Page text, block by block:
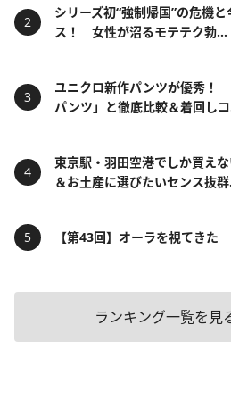
シリーズ初“強制帰国”の危機
ス！ 女性が沼るモテテク勃...
ユニクロ新作パンツが優秀！
パンツ」と徹底比較＆着回し
東京駅・羽田空港でしか買え
＆お土産に選びたいセンス抜
【第43回】オーラを視てきた
ランキング一覧を見